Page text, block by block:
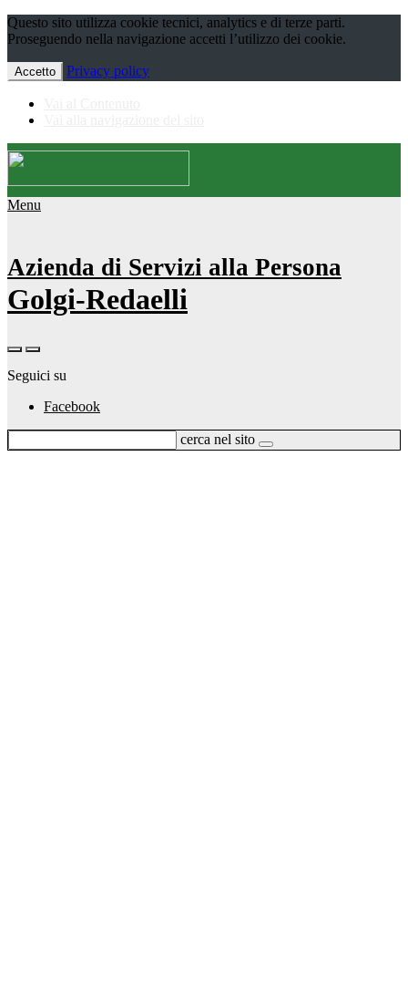
Questo sito utilizza cookie tecnici, analytics e di terze parti.
Proseguendo nella navigazione accetti l’utilizzo dei cookie.
Accetto Privacy policy
Menu
Azienda di Servizi alla Persona
Golgi-Redaelli
Seguici su
Facebook
cerca nel sito